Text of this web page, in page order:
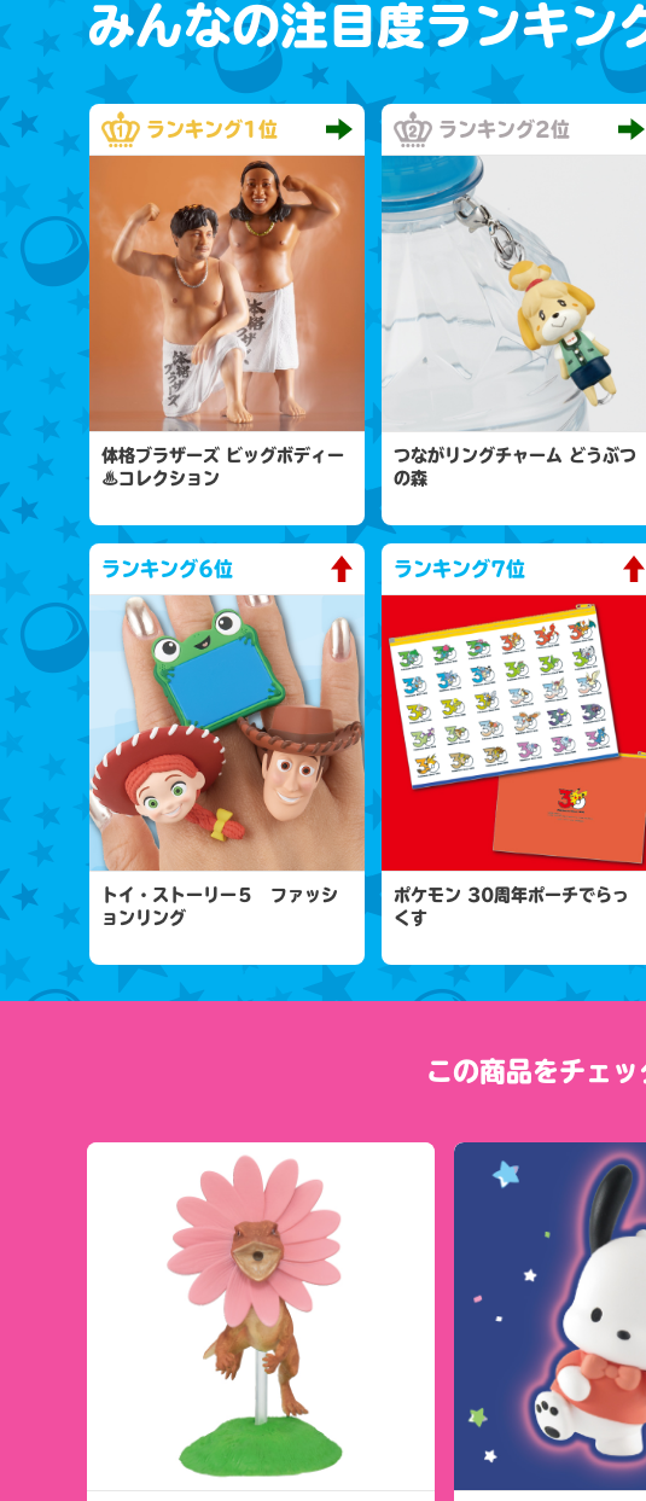
みんなの注目度ランキン
ランキング1位
体格ブラザーズ ビッグボディー
♨コレクション
ランキング2位
つながリングチャーム どうぶつ
の森
ランキング6位
トイ・ストーリー５ ファッシ
ョンリング
ランキング7位
ポケモン 30周年ポーチでらっ
くす
この商品をチェ